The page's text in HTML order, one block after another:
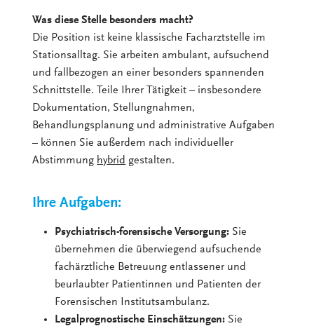
Was diese Stelle besonders macht?
Die Position ist keine klassische Facharztstelle im
Stationsalltag. Sie arbeiten ambulant, aufsuchend
und fallbezogen an einer besonders spannenden
Schnittstelle. Teile Ihrer Tätigkeit – insbesondere
Dokumentation, Stellungnahmen,
Behandlungsplanung und administrative Aufgaben
– können Sie außerdem nach individueller
Abstimmung hybrid gestalten.
Ihre Aufgaben:
Psychiatrisch-forensische Versorgung: Sie
übernehmen die überwiegend aufsuchende
fachärztliche Betreuung entlassener und
beurlaubter Patientinnen und Patienten der
Forensischen Institutsambulanz.
Legalprognostische Einschätzungen: Sie